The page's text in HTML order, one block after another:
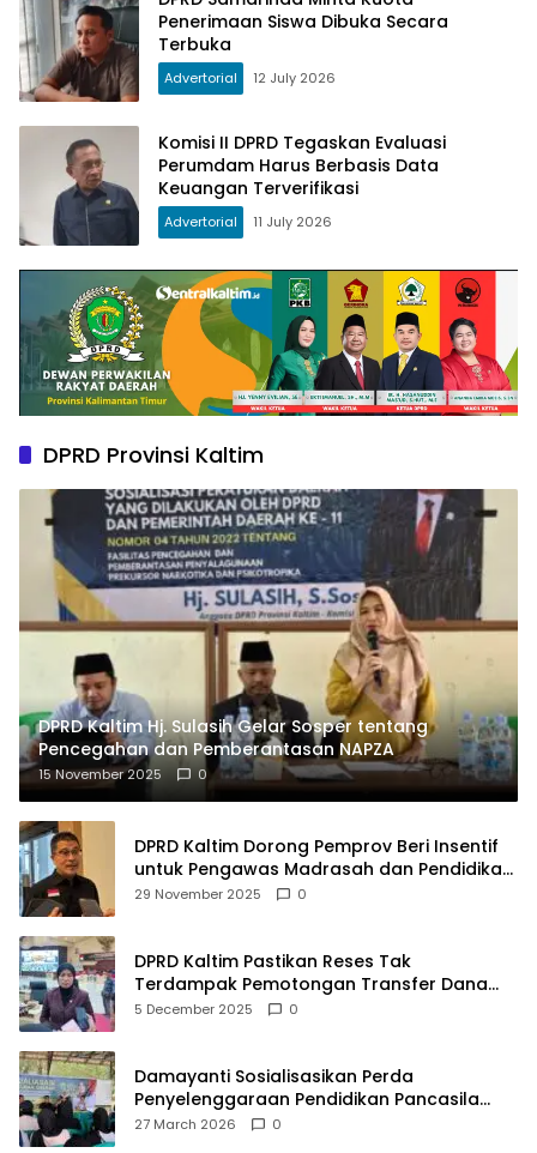
Penerimaan Siswa Dibuka Secara
Terbuka
Advertorial 12 July 2026
Komisi II DPRD Tegaskan Evaluasi
Perumdam Harus Berbasis Data
Keuangan Terverifikasi
Advertorial 11 July 2026
DPRD Provinsi Kaltim
DPRD Kaltim Hj. Sulasih Gelar Sosper tentang
Pencegahan dan Pemberantasan NAPZA
15 November 2025 0
DPRD Kaltim Dorong Pemprov Beri Insentif
untuk Pengawas Madrasah dan Pendidikan
Agama
29 November 2025 0
DPRD Kaltim Pastikan Reses Tak
Terdampak Pemotongan Transfer Dana
Pusat
5 December 2025 0
Damayanti Sosialisasikan Perda
Penyelenggaraan Pendidikan Pancasila
dan Wawasan Kebangsaan
27 March 2026 0